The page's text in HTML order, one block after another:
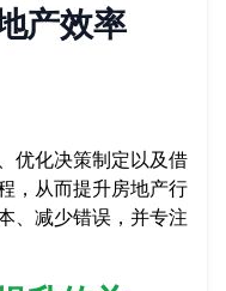
产效率
优化决策制定以及借
，从而提升房地产行
、减少错误，并专注